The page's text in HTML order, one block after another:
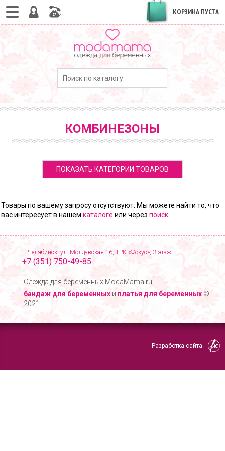
КОРЗИНА ПУСТА
КОМБИНЕЗОНЫ
ПОКАЗАТЬ КАТЕГОРИИ ТОВАРОВ
Товары по вашему запросу отсутствуют. Мы можете найти то, что
вас интересует в нашемкаталоге или черезпоиск
г. Челябинск, ул. Молдавская 16, ТРК «Фокус», 3 этаж,
+7 (351) 750-49-85
Одежда для беременных ModaMama.ru:
бандаж для беременныхи платья для беременных©
2021
Разработка сайта